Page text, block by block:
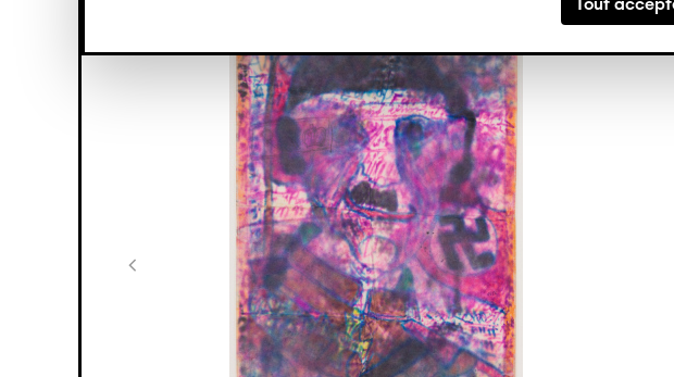
principal